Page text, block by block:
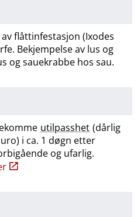
flåttinfestasjon (Ixodes
Bekjempelse av lus og
og sauekrabbe hos sau.
utilpasshet (dårlig
i ca. 1 døgn etter
og ufarlig.